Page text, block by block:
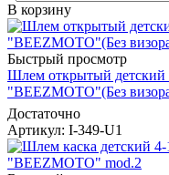
В корзину
Быстрый просмотр
Шлем открытый детский
"BEEZMOTO"(Без
Достаточно
Артикул: I-349-U1